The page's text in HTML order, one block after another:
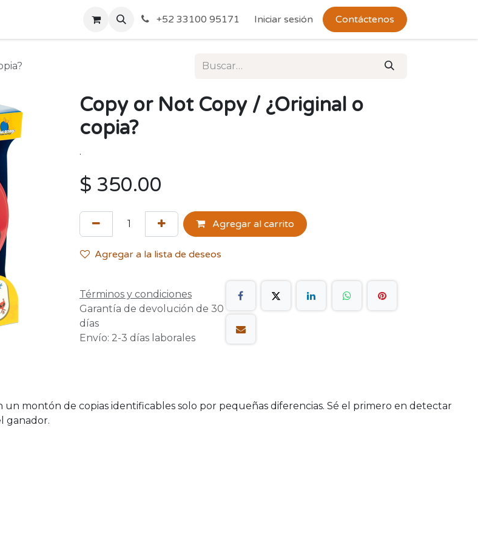
Acerca de Nosotros Politicas de Envío y Devoluciones
+52 33100 95171 Iniciar sesión Contáctenos
Copy or Not Copy / ¿Original o
copia?
.
$ 350.00
Agregar al carrito
Agregar a la lista de deseos
Términos y condiciones
Garantía de devolución de 30
días
Envío: 2-3 días laborales
montón de copias identificables solo por pequeñas diferencias. Sé el primero en detectar
ganador.